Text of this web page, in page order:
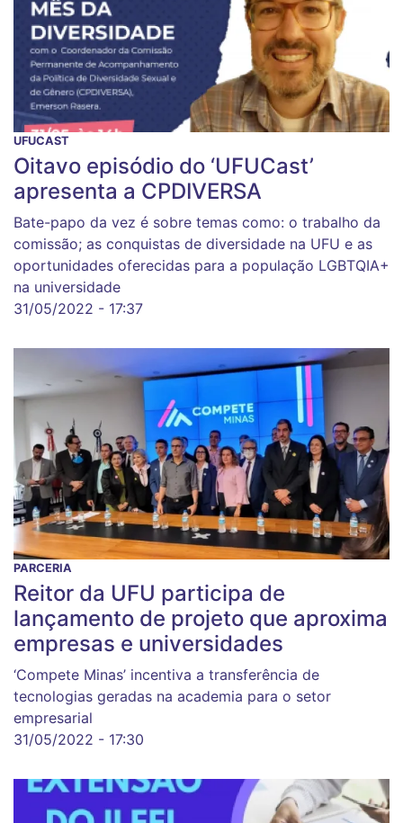
UFUCAST
Oitavo episódio do ‘UFUCast’
apresenta a CPDIVERSA
Bate-papo da vez é sobre temas como: o trabalho da
comissão; as conquistas de diversidade na UFU e as
oportunidades oferecidas para a população LGBTQIA+
na universidade
31/05/2022 - 17:37
PARCERIA
Reitor da UFU participa de
lançamento de projeto que aproxima
empresas e universidades
‘Compete Minas’ incentiva a transferência de
tecnologias geradas na academia para o setor
empresarial
31/05/2022 - 17:30